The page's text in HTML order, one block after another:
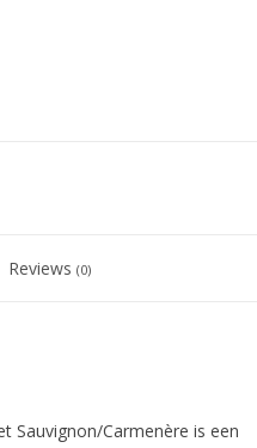
Reviews (0)
Sauvignon/Carmenère is een